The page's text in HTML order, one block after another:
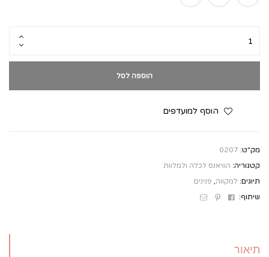
הוספה לסל
הוסף למועדפים
מק"ט: 0207
קטגוריה: הוויאנס לכלה ולמלוות
תיוגים: למקווה, פנינים
שיתוף:
Facebook
Pinterest
Email
תיאור